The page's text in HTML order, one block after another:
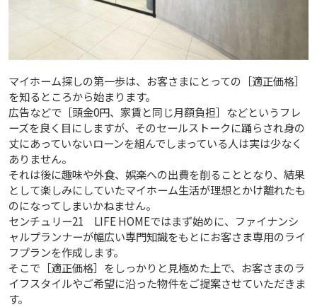
マイホーム探しの第一歩は、お客さまにとっての［適正価格］
を知るところから始まります。
広告などで［頭金0円、家賃と同じ月額負担］などというフレ
ーズを良く目にしますが、そのセールストークに踊らされ身の
丈にあっていないローンを組んでしまっている人は実は少なく
ありません。
それは後に趣味や外食、娯楽への出費を削ることとなり、結果
として楽しみにしていたマイホーム生活が理想とかけ離れたも
のになってしまいかねません。
センチュリー21 LIFE HOMEではまず始めに、ファイナンシ
ャルプランナーが幅広い専門知識をもとにお客さま専用のライ
フプランを作成します。
そこで［適正価格］をしっかりと見極めた上で、お客さまのラ
イフスタイルやご希望に沿った物件をご提案させていただきま
す。